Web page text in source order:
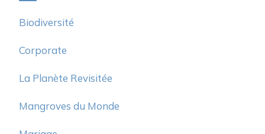
Biodiversité
Corporate
La Planète Revisitée
Mangroves du Monde